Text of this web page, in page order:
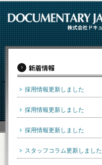
採用情報更新しました
採用情報更新しました
採用情報更新しました
スタッフコラム更新しました